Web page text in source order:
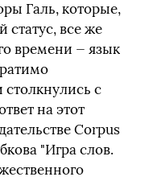
Галь, которые,
статус, все же
времени — язык
с
на этот
Corpus
"Игра слов.